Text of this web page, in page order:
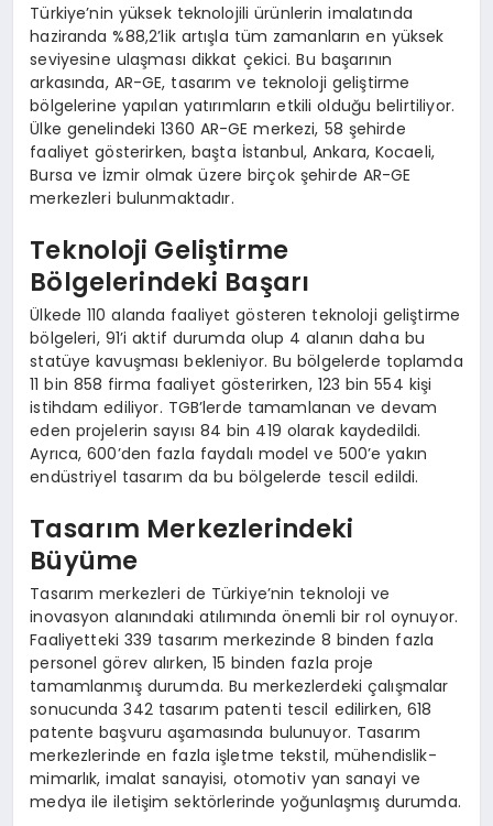
Türkiye’nin yüksek teknolojili ürünlerin imalatında
haziranda %88,2’lik artışla tüm zamanların en yüksek
seviyesine ulaşması dikkat çekici. Bu başarının
arkasında, AR-GE, tasarım ve teknoloji geliştirme
bölgelerine yapılan yatırımların etkili olduğu belirtiliyor.
Ülke genelindeki 1360 AR-GE merkezi, 58 şehirde
faaliyet gösterirken, başta İstanbul, Ankara, Kocaeli,
Bursa ve İzmir olmak üzere birçok şehirde AR-GE
merkezleri bulunmaktadır.
Teknoloji Geliştirme
Bölgelerindeki Başarı
Ülkede 110 alanda faaliyet gösteren teknoloji geliştirme
bölgeleri, 91’i aktif durumda olup 4 alanın daha bu
statüye kavuşması bekleniyor. Bu bölgelerde toplamda
11 bin 858 firma faaliyet gösterirken, 123 bin 554 kişi
istihdam ediliyor. TGB’lerde tamamlanan ve devam
eden projelerin sayısı 84 bin 419 olarak kaydedildi.
Ayrıca, 600’den fazla faydalı model ve 500’e yakın
endüstriyel tasarım da bu bölgelerde tescil edildi.
Tasarım Merkezlerindeki
Büyüme
Tasarım merkezleri de Türkiye’nin teknoloji ve
inovasyon alanındaki atılımında önemli bir rol oynuyor.
Faaliyetteki 339 tasarım merkezinde 8 binden fazla
personel görev alırken, 15 binden fazla proje
tamamlanmış durumda. Bu merkezlerdeki çalışmalar
sonucunda 342 tasarım patenti tescil edilirken, 618
patente başvuru aşamasında bulunuyor. Tasarım
merkezlerinde en fazla işletme tekstil, mühendislik-
mimarlık, imalat sanayisi, otomotiv yan sanayi ve
medya ile iletişim sektörlerinde yoğunlaşmış durumda.